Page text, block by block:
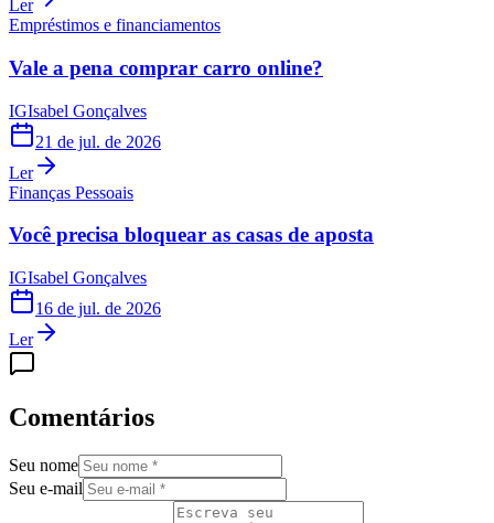
Ler
Empréstimos e financiamentos
Vale a pena comprar carro online?
IGIsabel Gonçalves
21 de jul. de 2026
Ler
Finanças Pessoais
Você precisa bloquear as casas de aposta
IGIsabel Gonçalves
16 de jul. de 2026
Ler
Comentários
Seu nome
Seu e-mail